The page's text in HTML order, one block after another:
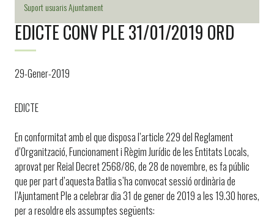
Suport usuaris Ajuntament
EDICTE CONV PLE 31/01/2019 ORD
29-Gener-2019
EDICTE
En conformitat amb el que disposa l’article 229 del Reglament
d’Organització, Funcionament i Règim Jurídic de les Entitats Locals,
aprovat per Reial Decret 2568/86, de 28 de novembre, es fa públic
que per part d’aquesta Batlia s’ha convocat sessió ordinària de
l’Ajuntament Ple a celebrar dia 31 de gener de 2019 a les 19.30 hores,
per a resoldre els assumptes següents: